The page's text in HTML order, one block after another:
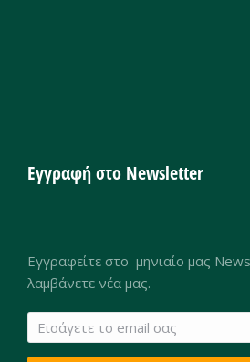
Εγγραφή στο Newsletter
Εγγραφείτε στο μηνιαίο μας
λαμβάνετε νέα μας.